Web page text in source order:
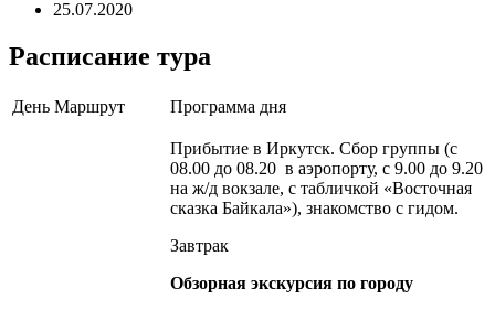
25.07.2020
Расписание тура
День Маршрут Программа дня
Прибытие в Иркутск. Сбор группы (с
08.00 до 08.20 в аэропорту, с 9.00 до 9.20
на ж/д вокзале, с табличкой «Восточная
сказка Байкала»), знакомство с гидом.
Завтрак
Обзорная экскурсия по городу